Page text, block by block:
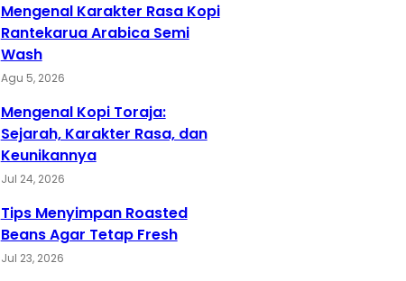
Mengenal Karakter Rasa Kopi
Rantekarua Arabica Semi
Wash
Agu 5, 2026
Mengenal Kopi Toraja:
Sejarah, Karakter Rasa, dan
Keunikannya
Jul 24, 2026
Tips Menyimpan Roasted
Beans Agar Tetap Fresh
Jul 23, 2026